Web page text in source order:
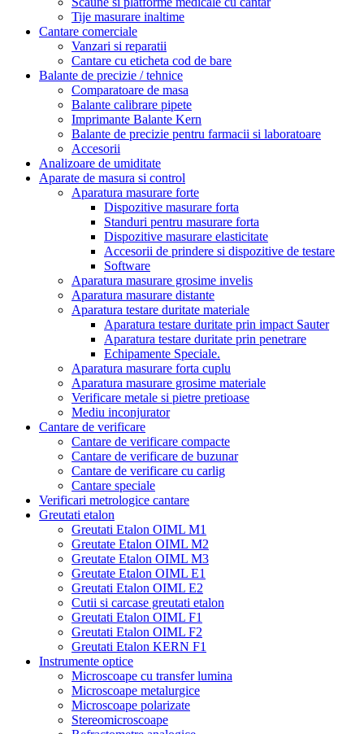
Tije masurare inaltime
Cantare comerciale
Vanzari si reparatii
Cantare cu eticheta cod de bare
Balante de precizie / tehnice
Comparatoare de masa
Balante calibrare pipete
Imprimante Balante Kern
Balante de precizie pentru farmacii si laboratoare
Accesorii
Analizoare de umiditate
Aparate de masura si control
Aparatura masurare forte
Dispozitive masurare forta
Standuri pentru masurare forta
Dispozitive masurare elasticitate
Accesorii de prindere si dispozitive de testare
Software
Aparatura masurare grosime invelis
Aparatura masurare distante
Aparatura testare duritate materiale
Aparatura testare duritate prin impact Sauter
Aparatura testare duritate prin penetrare
Echipamente Speciale.
Aparatura masurare forta cuplu
Aparatura masurare grosime materiale
Verificare metale si pietre pretioase
Mediu inconjurator
Cantare de verificare
Cantare de verificare compacte
Cantare de verificare de buzunar
Cantare de verificare cu carlig
Cantare speciale
Verificari metrologice cantare
Greutati etalon
Greutati Etalon OIML M1
Greutate Etalon OIML M2
Greutate Etalon OIML M3
Greutate Etalon OIML E1
Greutati Etalon OIML E2
Cutii si carcase greutati etalon
Greutati Etalon OIML F1
Greutati Etalon OIML F2
Greutati Etalon KERN F1
Instrumente optice
Microscoape cu transfer lumina
Microscoape metalurgice
Microscoape polarizate
Stereomicroscoape